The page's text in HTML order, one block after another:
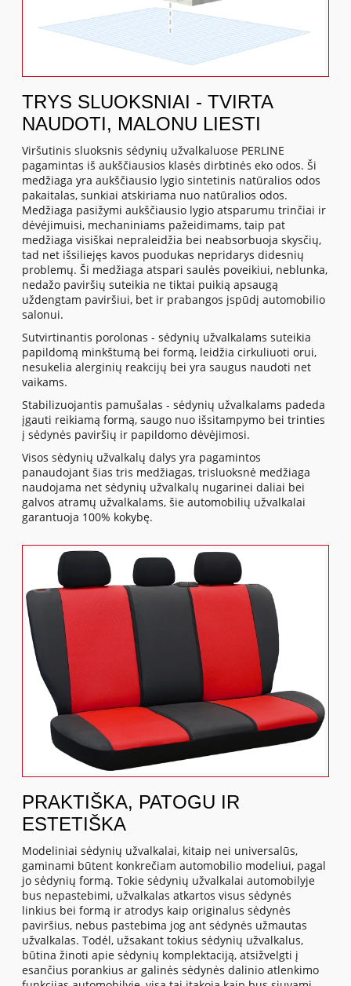
TRYS SLUOKSNIAI - TVIRTA
NAUDOTI, MALONU LIESTI
Viršutinis sluoksnis sėdynių užvalkaluose PERLINE
pagamintas iš aukščiausios klasės dirbtinės eko odos. Ši
medžiaga yra aukščiausio lygio sintetinis natūralios odos
pakaitalas, sunkiai atskiriama nuo natūralios odos.
Medžiaga pasižymi aukščiausio lygio atsparumu trinčiai ir
dėvėjimuisi, mechaniniams pažeidimams, taip pat
medžiaga visiškai nepraleidžia bei neabsorbuoja skysčių,
tad net išsiliejęs kavos puodukas nepridarys didesnių
problemų. Ši medžiaga atspari saulės poveikiui, neblunka,
nedažo paviršių suteikia ne tiktai puikią apsaugą
uždengtam paviršiui, bet ir prabangos įspūdį automobilio
salonui.
Sutvirtinantis porolonas - sėdynių užvalkalams suteikia
papildomą minkštumą bei formą, leidžia cirkuliuoti orui,
nesukelia alerginių reakcijų bei yra saugus naudoti net
vaikams.
Stabilizuojantis pamušalas - sėdynių užvalkalams padeda
įgauti reikiamą formą, saugo nuo išsitampymo bei trinties
į sėdynės paviršių ir papildomo dėvėjimosi.
Visos sėdynių užvalkalų dalys yra pagamintos
panaudojant šias tris medžiagas, trisluoksnė medžiaga
naudojama net sėdynių užvalkalų nugarinei daliai bei
galvos atramų užvalkalams, šie automobilių užvalkalai
garantuoja 100% kokybę.
PRAKTIŠKA, PATOGU IR
ESTETIŠKA
Modeliniai sėdynių užvalkalai, kitaip nei universalūs,
gaminami būtent konkrečiam automobilio modeliui, pagal
jo sėdynių formą. Tokie sėdynių užvalkalai automobilyje
bus nepastebimi, užvalkalas atkartos visus sėdynės
linkius bei formą ir atrodys kaip originalus sėdynės
paviršius, nebus pastebima jog ant sėdynės užmautas
užvalkalas. Todėl, užsakant tokius sėdynių užvalkalus,
būtina žinoti apie sėdynių komplektaciją, atsižvelgti į
esančius porankius ar galinės sėdynės dalinio atlenkimo